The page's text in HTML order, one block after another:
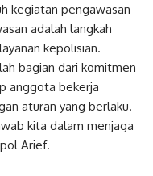
kegiatan pengawasan
adalah langkah
kepolisian.
bagian dari komitmen
anggota bekerja
aturan yang berlaku.
kita dalam menjaga
Arief.